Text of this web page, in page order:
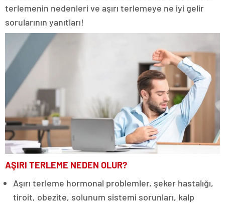
terlemenin nedenleri ve aşırı terlemeye ne iyi gelir
sorularının yanıtları!
AŞIRI TERLEME NEDEN OLUR?
Aşırı terleme hormonal problemler, şeker hastalığı,
tiroit, obezite, solunum sistemi sorunları, kalp